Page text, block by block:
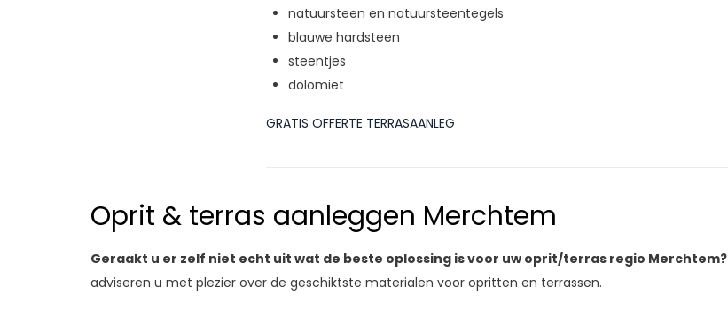
natuursteen en natuursteentegels
blauwe hardsteen
steentjes
dolomiet
GRATIS OFFERTE TERRASAANLEG
Oprit & terras aanleggen Merchtem
Geraakt u er zelf niet echt uit wat de beste oplossing is voor uw oprit/terras regio Merchtem?
adviseren u met plezier over de geschiktste materialen voor opritten en terrassen.